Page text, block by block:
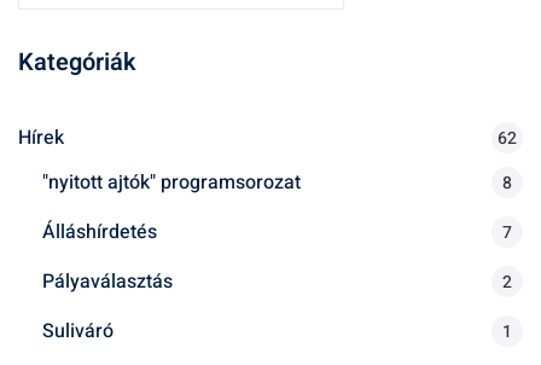
e
é
Kategóriák
Hírek 62
"nyitott ajtók" programsorozat 8
Álláshírdetés 7
Pályaválasztás 2
Suliváró 1